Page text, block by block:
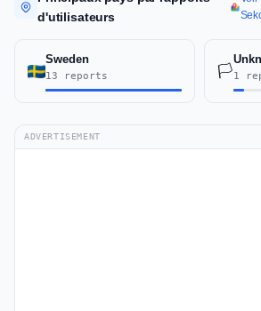
d'utilisateurs
Sweden
13 reports 🏳️1
ADVERTISEMENT